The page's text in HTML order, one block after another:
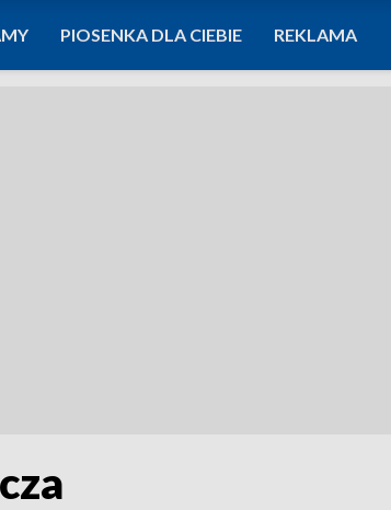
PIOSENKA DLA CIEBIE REKLAMA